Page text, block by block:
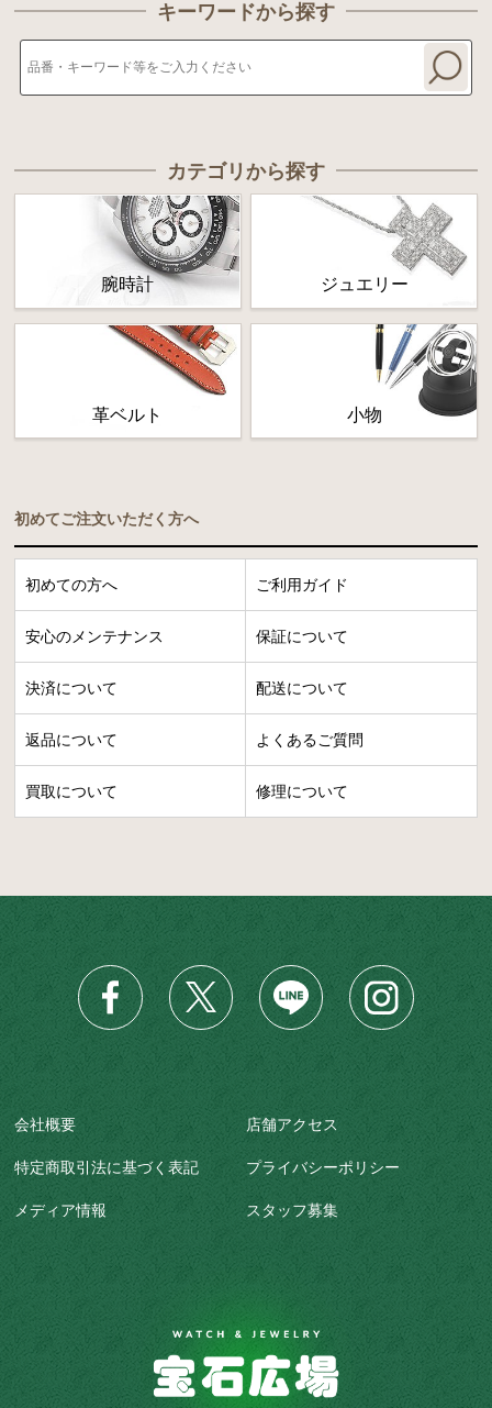
キーワードから探す
カテゴリから探す
腕時計 ジュエリー
革ベルト 小物
初めてご注文いただく方へ
初めての方へ ご利用ガイド
安心のメンテナンス 保証について
決済について 配送について
返品について よくあるご質問
買取について 修理について
会社概要 店舗アクセス
特定商取引法に基づく表記 プライバシーポリシー
メディア情報 スタッフ募集